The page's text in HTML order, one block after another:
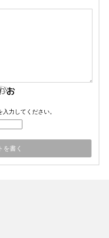
力してください。